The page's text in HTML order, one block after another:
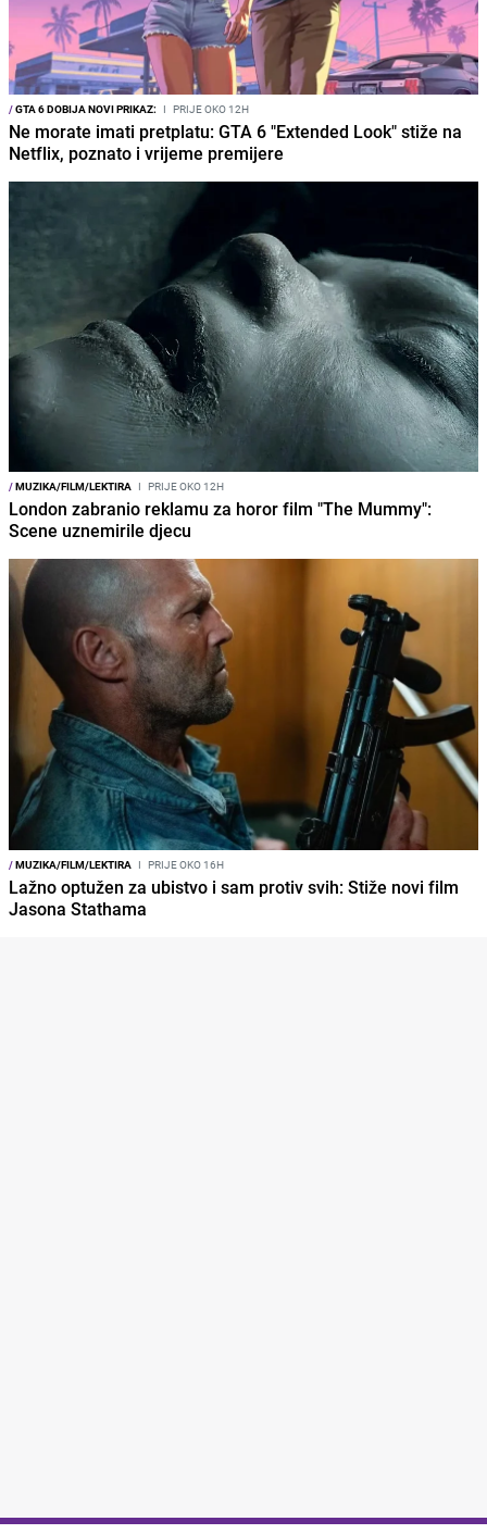
/GTA 6 DOBIJA NOVI PRIKAZ: I PRIJE OKO 12H
Ne morate imati pretplatu: GTA 6 "Extended Look" stiže na
Netflix, poznato i vrijeme premijere
/MUZIKA/FILM/LEKTIRA I PRIJE OKO 12H
London zabranio reklamu za horor film "The Mummy":
Scene uznemirile djecu
/MUZIKA/FILM/LEKTIRA I PRIJE OKO 16H
Lažno optužen za ubistvo i sam protiv svih: Stiže novi film
Jasona Stathama